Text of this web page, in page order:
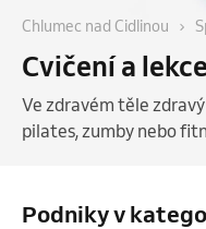
Chlumec nad Cidlinou
Cvičení a lekce
Ve zdravém těle
pilates, zumby nebo
Podniky v